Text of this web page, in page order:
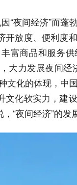
“夜间经济”而蓬
放度、便利度
富商品和服务
大力发展夜间经
文化的体现，中
化软实力，建
“夜间经济”的发